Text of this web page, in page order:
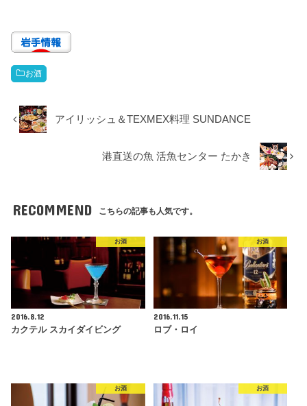
お酒
アイリッシュ＆TEXMEX料理 SUNDANCE
港直送の魚 活魚センター たかき
RECOMMEND こちらの記事も人気です。
お酒
2016.8.12
カクテル スカイダイビング
お酒
2016.11.15
ロブ・ロイ
お酒 お酒